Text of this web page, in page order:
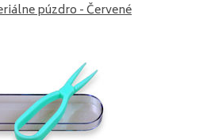
púzdro - Červené